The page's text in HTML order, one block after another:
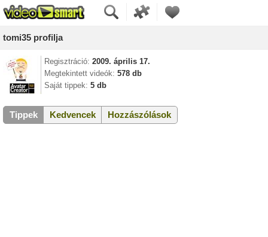
tomi35 profilja
Regisztráció: 2009. április 17.
Megtekintett videók: 578 db
Saját tippek: 5 db
Tippek Kedvencek Hozzászólások